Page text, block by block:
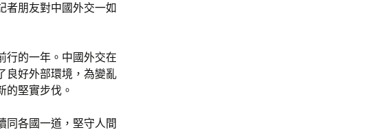
者朋友對中國外交一如
行的一年。中國外交在
良好外部環境，為變亂
的堅實步伐。
同各國一道，堅守人間